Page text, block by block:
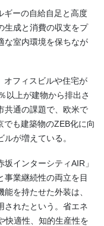
ギーの自給自足と高度
生成と消費の収支をプ
な室内環境を保ちなが
オフィスビルや住宅が
％以上が建物から排出さ
共通の課題で、欧米で
でも建築物のZEB化に向
ルが増えている 。
インターシティAIR 」
事業継続性の両立を目
を持たせた外装は、
されたという。省エネ
快適性、知的生産性を